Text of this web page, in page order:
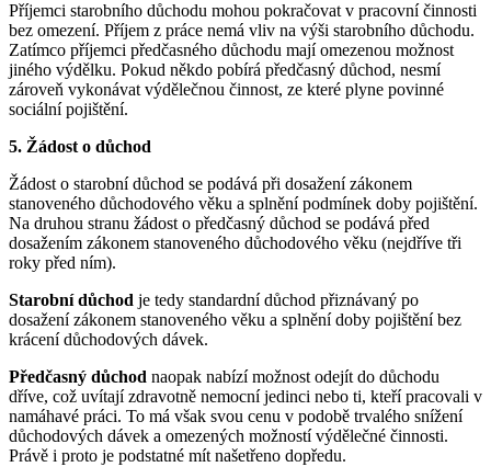
Příjemci starobního důchodu mohou pokračovat v pracovní činnosti
bez omezení. Příjem z práce nemá vliv na výši starobního důchodu.
Zatímco příjemci předčasného důchodu mají omezenou možnost
jiného výdělku. Pokud někdo pobírá předčasný důchod, nesmí
zároveň vykonávat výdělečnou činnost, ze které plyne povinné
sociální pojištění.
5. Žádost o důchod
Žádost o starobní důchod se podává při dosažení zákonem
stanoveného důchodového věku a splnění podmínek doby pojištění.
Na druhou stranu žádost o předčasný důchod se podává před
dosažením zákonem stanoveného důchodového věku (nejdříve tři
roky před ním).
Starobní důchod je tedy standardní důchod přiznávaný po
dosažení zákonem stanoveného věku a splnění doby pojištění bez
krácení důchodových dávek.
Předčasný důchod naopak nabízí možnost odejít do důchodu
dříve, což uvítají zdravotně nemocní jedinci nebo ti, kteří pracovali v
namáhavé práci. To má však svou cenu v podobě trvalého snížení
důchodových dávek a omezených možností výdělečné činnosti.
Právě i proto je podstatné mít našetřeno dopředu.